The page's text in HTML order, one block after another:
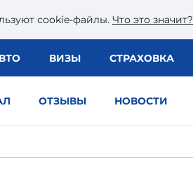
сookie-файлы. Что это значит?
ВИЗЫ СТРАХОВКА
ОТЗЫВЫ НОВОСТИ